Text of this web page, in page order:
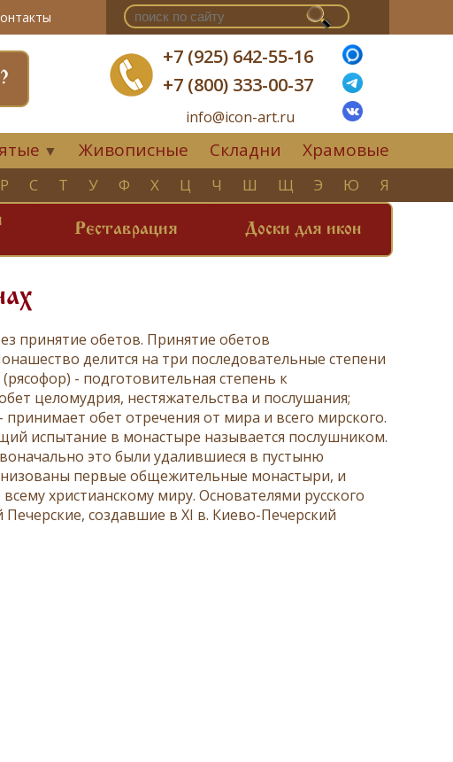
+7 (925) 642-55-16
+7 (800) 333-00-37
info@icon-art.ru
▼ Живописные Складни Храмовые
Р С Т У Ф Х Ц Ч Ш Щ Э Ю Я
Реставрация Доски для икон
принятие обетов. Принятие обетов
делится на три последовательные степени
рясофор) - подготовительная степень к
целомудрия, нестяжательства и послушания;
принимает обет отречения от мира и всего мирского.
испытание в монастыре называется послушником.
это были удалившиеся в пустыню
первые общежительные монастыри, и
христианскому миру. Основателями русского
Печерские, создавшие в XI в. Киево-Печерский